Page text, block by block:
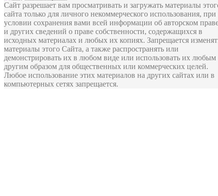
Сайт разрешает вам просматривать и загружать материалы
сайта только для личного некоммерческого использования, при
условии сохранения вами всей информации об авторском
и других сведений о праве собственности, содержащихся в
исходных материалах и любых их копиях. Запрещается
материалы этого Сайта, а также распространять или
демонстрировать их в любом виде или использовать их любым
другим образом для общественных или коммерческих целей.
Любое использование этих материалов на других сайтах или в
компьютерных сетях запрещается.